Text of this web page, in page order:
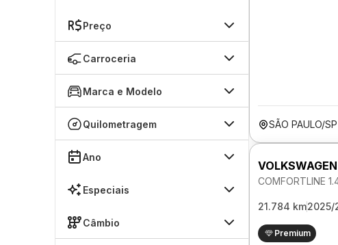
Preço
Carroceria
Marca e Modelo
Quilometragem
Ano
Especiais
Câmbio
SÃO PAULO/SP
COMFORTLINE
21.784 km2025/
Premium